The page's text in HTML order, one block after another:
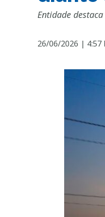
Entidade
26/06/2026 | 4:57